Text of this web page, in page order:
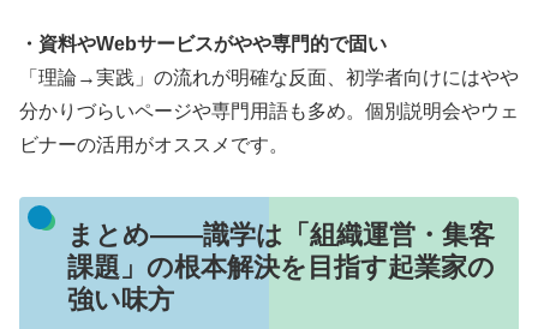
・資料やWebサービスがやや専門的で固い
「理論→実践」の流れが明確な反面、初学者向けにはやや
分かりづらいページや専門用語も多め。個別説明会やウェ
ビナーの活用がオススメです。
まとめ——識学は「組織運営・集客
課題」の根本解決を目指す起業家の
強い味方